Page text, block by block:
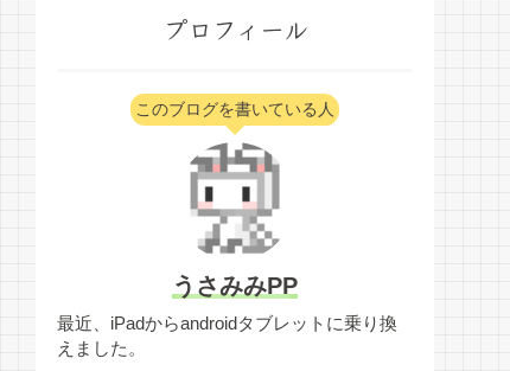
プロフィール
このブログを書いている人
うさみみPP
最近、iPadからandroidタブレットに乗り換
えました。